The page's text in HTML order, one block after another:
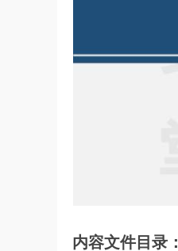
内容文件目录：